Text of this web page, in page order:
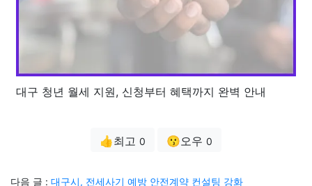
대구 청년 월세 지원, 신청부터 혜택까지 완벽 안내
👍최고 0 😗오우 0
다음 글 : 대구시, 전세사기 예방 안전계약 컨설팅 강화